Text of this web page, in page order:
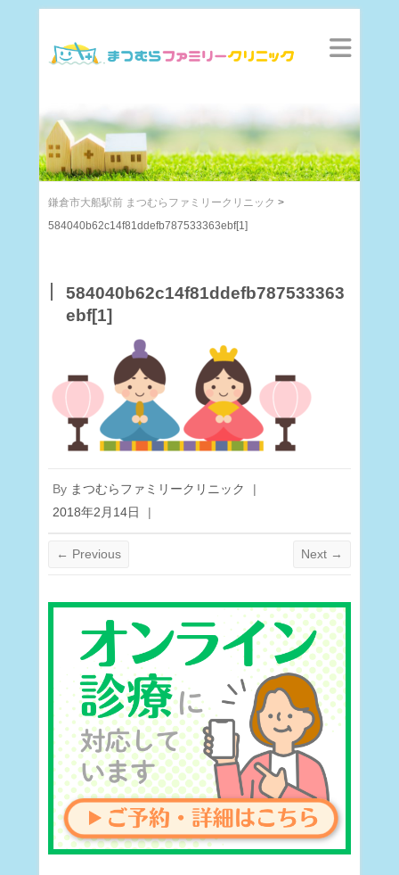
鎌倉市大船駅前 まつむらファミリークリニック >
584040b62c14f81ddefb787533363ebf[1]
584040b62c14f81ddefb787533363
ebf[1]
By まつむらファミリークリニック
|
2018年2月14日
|
← Previous Next →